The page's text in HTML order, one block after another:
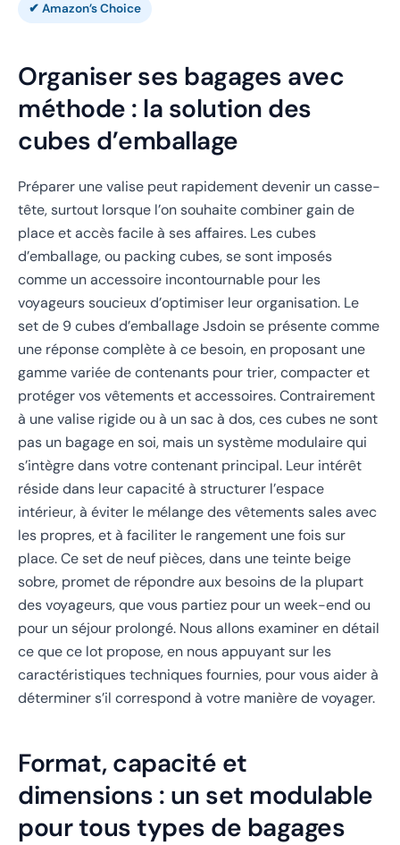
✔ Amazon’s Choice
Organiser ses bagages avec
méthode : la solution des
cubes d’emballage
Préparer une valise peut rapidement devenir un casse-
tête, surtout lorsque l’on souhaite combiner gain de
place et accès facile à ses affaires. Les cubes
d’emballage, ou packing cubes, se sont imposés
comme un accessoire incontournable pour les
voyageurs soucieux d’optimiser leur organisation. Le
set de 9 cubes d’emballage Jsdoin se présente comme
une réponse complète à ce besoin, en proposant une
gamme variée de contenants pour trier, compacter et
protéger vos vêtements et accessoires. Contrairement
à une valise rigide ou à un sac à dos, ces cubes ne sont
pas un bagage en soi, mais un système modulaire qui
s’intègre dans votre contenant principal. Leur intérêt
réside dans leur capacité à structurer l’espace
intérieur, à éviter le mélange des vêtements sales avec
les propres, et à faciliter le rangement une fois sur
place. Ce set de neuf pièces, dans une teinte beige
sobre, promet de répondre aux besoins de la plupart
des voyageurs, que vous partiez pour un week-end ou
pour un séjour prolongé. Nous allons examiner en détail
ce que ce lot propose, en nous appuyant sur les
caractéristiques techniques fournies, pour vous aider à
déterminer s’il correspond à votre manière de voyager.
Format, capacité et
dimensions : un set modulable
pour tous types de bagages